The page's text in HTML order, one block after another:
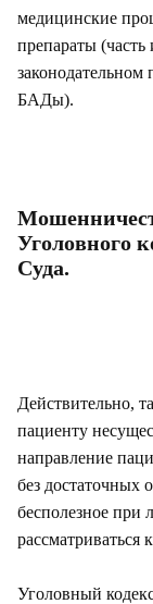
медицинские
препараты (часть
БАДы).
Уголовного
Суда.
Действительно,
пациенту
направление
без достаточных
бесполезное при
рассматриваться
Уголовный